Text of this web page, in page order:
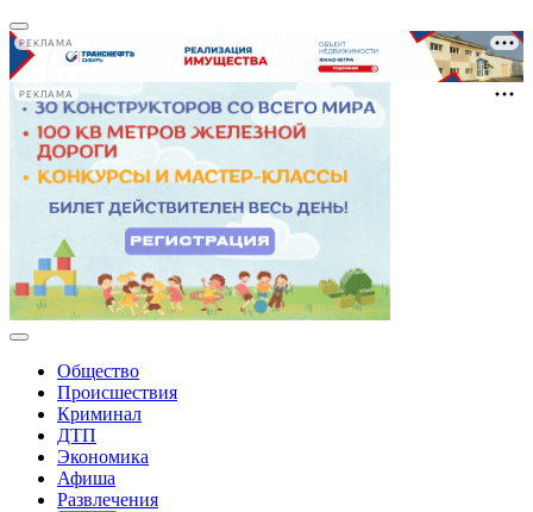
РЕКЛАМА
РЕКЛАМА
Общество
Происшествия
Криминал
ДТП
Экономика
Афиша
Развлечения